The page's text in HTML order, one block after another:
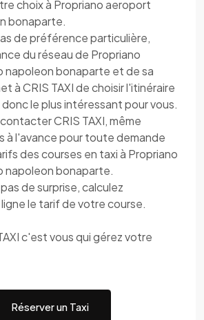
choix à Propriano aeroport
bonaparte.
de préférence particulière,
du réseau de Propriano
napoleon bonaparte et de sa
à CRIS TAXI de choisir l'itinéraire
le plus intéressant pour vous.
CRIS TAXI, même
à l'avance pour toute demande
des courses en taxi à Propriano
napoleon bonaparte.
de surprise, calculez
le tarif de votre course.
c'est vous qui gérez votre
Réserver un Taxi